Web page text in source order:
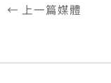
← 上一篇媒體